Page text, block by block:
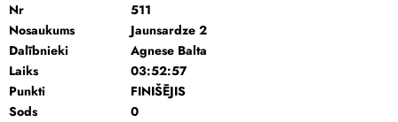
Nr
511
Nosaukums
Jaunsardze 2
Dalībnieki
Agnese Balta
Laiks
03:52:57
Punkti
FINIŠĒJIS
Sods
0